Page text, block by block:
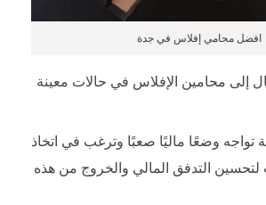
افضل محامي إفلاس في جدة
إلى محامين الإفلاس في حالات معينة
تواجه وضعًا ماليًا صعبًا وترغب في اتخاذ
لتحسين التدفق المالي والخروج من هذه